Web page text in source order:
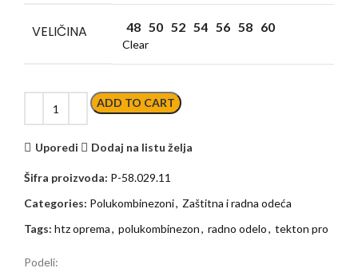
VELIČINA 48 50 52 54 56 58 60
Clear
ADD TO CART
Uporedi Dodaj na listu želja
Šifra proizvoda: P-58.029.11
Categories: Polukombinezoni, Zaštitna i radna odeća
Tags: htz oprema, polukombinezon, radno odelo, tekton pro
Podeli: